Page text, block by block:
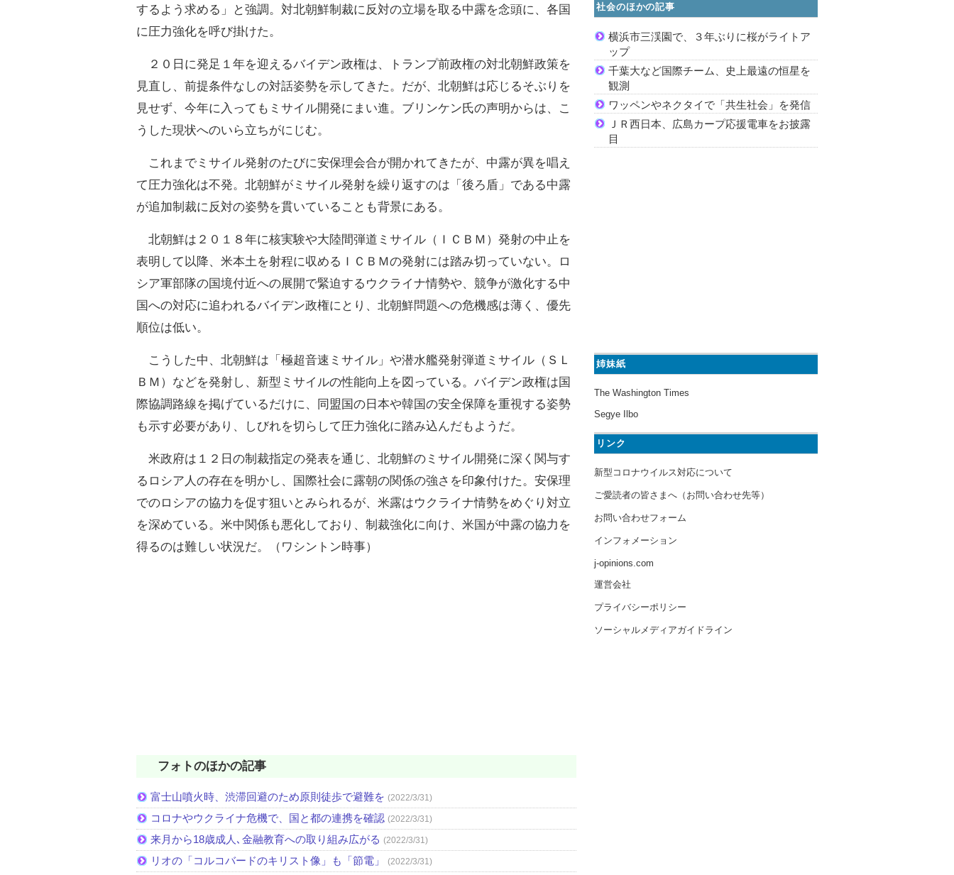
するよう求める」と強調。対北朝鮮制裁に反対の立場を取る中露を念頭に、各国
に圧力強化を呼び掛けた。
２０日に発足１年を迎えるバイデン政権は、トランプ前政権の対北朝鮮政策を
見直し、前提条件なしの対話姿勢を示してきた。だが、北朝鮮は応じるそぶりを
見せず、今年に入ってもミサイル開発にまい進。ブリンケン氏の声明からは、こ
うした現状へのいら立ちがにじむ。
これまでミサイル発射のたびに安保理会合が開かれてきたが、中露が異を唱え
て圧力強化は不発。北朝鮮がミサイル発射を繰り返すのは「後ろ盾」である中露
が追加制裁に反対の姿勢を貫いていることも背景にある。
北朝鮮は２０１８年に核実験や大陸間弾道ミサイル（ＩＣＢＭ）発射の中止を
表明して以降、米本土を射程に収めるＩＣＢＭの発射には踏み切っていない。ロ
シア軍部隊の国境付近への展開で緊迫するウクライナ情勢や、競争が激化する中
国への対応に追われるバイデン政権にとり、北朝鮮問題への危機感は薄く、優先
順位は低い。
こうした中、北朝鮮は「極超音速ミサイル」や潜水艦発射弾道ミサイル（ＳＬ
ＢＭ）などを発射し、新型ミサイルの性能向上を図っている。バイデン政権は国
際協調路線を掲げているだけに、同盟国の日本や韓国の安全保障を重視する姿勢
も示す必要があり、しびれを切らして圧力強化に踏み込んだもようだ。
米政府は１２日の制裁指定の発表を通じ、北朝鮮のミサイル開発に深く関与す
るロシア人の存在を明かし、国際社会に露朝の関係の強さを印象付けた。安保理
でのロシアの協力を促す狙いとみられるが、米露はウクライナ情勢をめぐり対立
を深めている。米中関係も悪化しており、制裁強化に向け、米国が中露の協力を
得るのは難しい状況だ。（ワシントン時事）
フォトのほかの記事
富士山噴火時、渋滞回避のため原則徒歩で避難を (2022/3/31)
コロナやウクライナ危機で、国と都の連携を確認 (2022/3/31)
来月から18歳成人､金融教育への取り組み広がる (2022/3/31)
リオの「コルコバードのキリスト像」も「節電」 (2022/3/31)
社会のほかの記事
横浜市三渓園で、３年ぶりに桜がライトア
ップ
千葉大など国際チーム、史上最遠の恒星を
観測
ワッペンやネクタイで「共生社会」を発信
ＪＲ西日本、広島カープ応援電車をお披露
目
姉妹紙
The Washington Times
Segye Ilbo
リンク
新型コロナウイルス対応について
ご愛読者の皆さまへ（お問い合わせ先等）
お問い合わせフォーム
インフォメーション
j-opinions.com
運営会社
プライバシーポリシー
ソーシャルメディアガイドライン